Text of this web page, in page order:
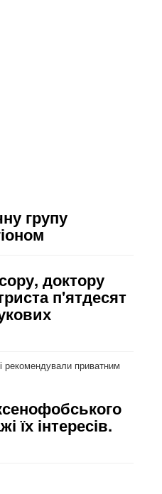
групу
доктору
п'ятдесят
рекомендували приватним
їх інтересів.